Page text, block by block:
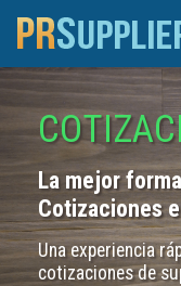
La mejor
Cotizaciones
Una experiencia
cotizaciones de